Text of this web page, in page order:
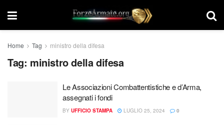
Home Tag ministro della difesa
Tag: ministro della difesa
Le Associazioni Combattentistiche e d’Arma,
assegnati i fondi
BY UFFICIO STAMPA LUGLIO 25, 2024 0